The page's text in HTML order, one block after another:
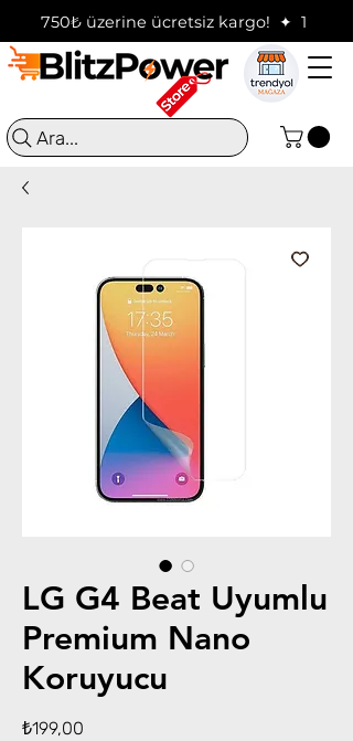
750₺ üzerine ücretsiz kargo!  ✦
Ara...
LG G4 Beat Uyumlu
Premium Nano
Koruyucu
₺199,00